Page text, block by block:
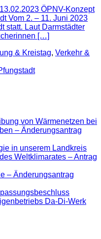
ÖPNV-Konzept
Vom 2. – 11. Juni 2023
statt. Laut Darmstädter
[…]
& Kreistag, Verkehr &
von Wärmenetzen bei
– Änderungsantrag
in unserem Landkreis
Weltklimarates – Antrag
– Änderungsantrag
Da-Di-Werk